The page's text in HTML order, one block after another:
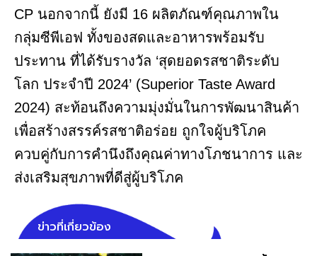
CP นอกจากนี้ ยังมี 16 ผลิตภัณฑ์คุณภาพใน
กลุ่มซีพีเอฟ ทั้งของสดและอาหารพร้อมรับ
ประทาน ที่ได้รับรางวัล ‘สุดยอดรสชาติระดับ
โลก ประจำปี 2024’ (Superior Taste Award
2024) สะท้อนถึงความมุ่งมั่นในการพัฒนาสินค้า
เพื่อสร้างสรรค์รสชาติอร่อย ถูกใจผู้บริโภค
ควบคู่กับการคำนึงถึงคุณค่าทางโภชนาการ และ
ส่งเสริมสุขภาพที่ดีสู่ผู้บริโภค
ข่าวที่เกี่ยวข้อง